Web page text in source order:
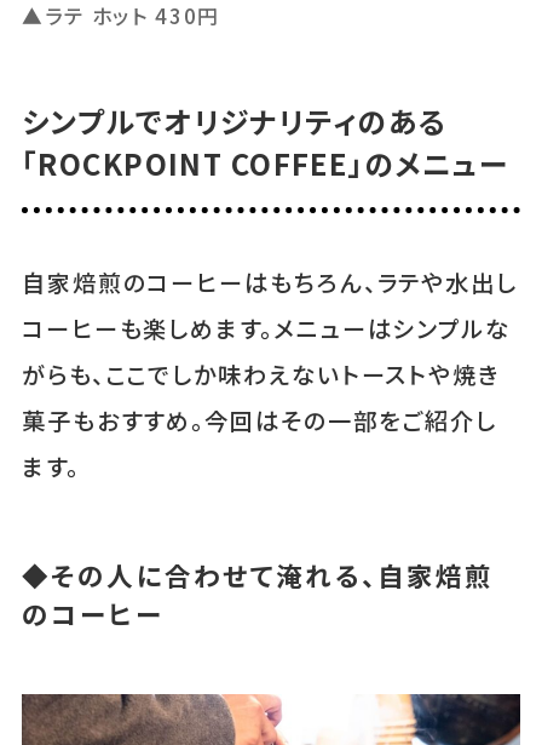
▲ラテ ホット 430円
シンプルでオリジナリティのある
「ROCKPOINT COFFEE」のメニュー
自家焙煎のコーヒーはもちろん、ラテや水出し
コーヒーも楽しめます。メニューはシンプルな
がらも、ここでしか味わえないトーストや焼き
菓子もおすすめ。今回はその一部をご紹介し
ます。
◆その人に合わせて淹れる、自家焙煎
のコーヒー